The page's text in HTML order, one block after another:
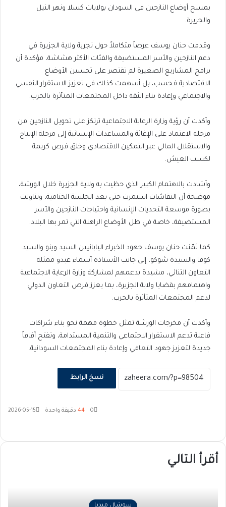
بمسح أوضاع النازحين في السودان بولايات كسلا ونهر النيل
والجزيرة.
وقدمت حنان يوسف عرضاً متكاملاً حول تجربة ولاية الجزيرة في
دعم النازحين والأسر المستضيفة والفئات الأكثر هشاشة، مؤكدة أن
برامج المشاريع الصغيرة لم تقتصر على تحسين الأوضاع
الاقتصادية فحسب، بل أسهمت كذلك في تعزيز الاستقرار النفسي
والاجتماعي وإعادة بناء الثقة داخل المجتمعات المتأثرة بالحرب.
وأكدت أن رؤية وزارة الرعاية الاجتماعية ترتكز على تحويل النازحين من
مرحلة الاعتماد على الإغاثة والمساعدات الإنسانية إلى مرحلة الإنتاج
والاستقلال المالي عبر التمكين الاقتصادي وخلق فرص كريمة
لكسب العيش.
وأشادت بالاهتمام الكبير الذي حظيت به ولاية الجزيرة خلال الورشة،
موضحة أن النقاشات استمرت حتى بعد الجلسة الختامية، وتناولت
بصورة موسعة التحديات الإنسانية واحتياجات النازحين والأسر
المستضيفة، خاصة في ظل الأوضاع الراهنة التي تمر بها البلاد.
كما ثمّنت حنان يوسف جهود الخبراء اليابانيين السيد وينو والسيد
كوقا والسيدة شوكو، إلى جانب الأستاذة أسماء عبدو ممثلة
التعاون الثنائي، مشيدة بدعمهم لمشاركة وزارة الرعاية الاجتماعية
واهتمامهم بقضايا ولاية الجزيرة، بما يعزز فرص التعاون الدولي
لدعم المجتمعات المتأثرة بالحرب.
وأكدت أن مخرجات الورشة تمثل خطوة مهمة نحو بناء شراكات
فاعلة تدعم الاستقرار الاجتماعي والتنمية المستدامة، وتفتح آفاقاً
جديدة لتعزيز جهود التعافي وإعادة بناء المجتمعات السودانية.
نسخ الرابط
2026-05-15 0 دقيقة واحدة
أقرأ التالي
سوشال ميديا